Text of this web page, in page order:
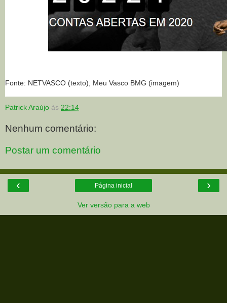
Fonte: NETVASCO (texto), Meu Vasco BMG (imagem)
Patrick Araújo às 22:14
Nenhum comentário:
Postar um comentário
‹ ›
Página inicial
Ver versão para a web